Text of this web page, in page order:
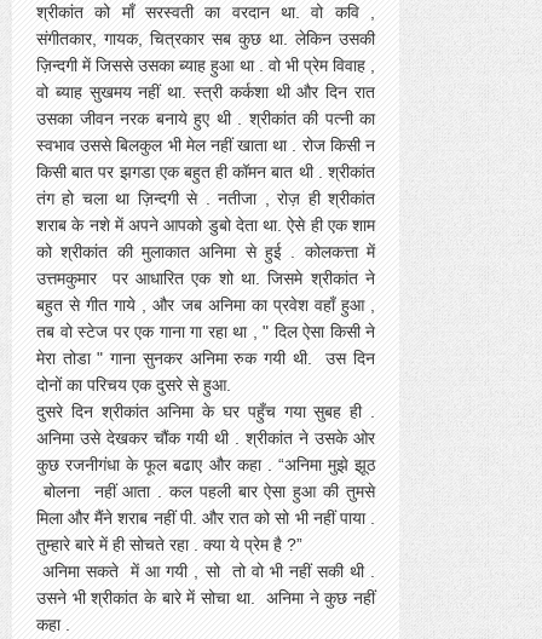
श्रीकांत को माँ सरस्वती का वरदान था. वो कवि ,
संगीतकार, गायक, चित्रकार सब कुछ था. लेकिन उसकी
ज़िन्दगी में जिससे उसका ब्याह हुआ था . वो भी प्रेम विवाह ,
वो ब्याह सुखमय नहीं था. स्त्री कर्कशा थी और दिन रात
उसका जीवन नरक बनाये हुए थी . श्रीकांत की पत्नी का
स्वभाव उससे बिलकुल भी मेल नहीं खाता था . रोज किसी न
किसी बात पर झगडा एक बहुत ही कॉमन बात थी . श्रीकांत
तंग हो चला था ज़िन्दगी से . नतीजा , रोज़ ही श्रीकांत
शराब के नशे में अपने आपको डुबो देता था. ऐसे ही एक शाम
को श्रीकांत की मुलाकात अनिमा से हुई . कोलकत्ता में
उत्तमकुमार पर आधारित एक शो था. जिसमे श्रीकांत ने
बहुत से गीत गाये , और जब अनिमा का प्रवेश वहाँ हुआ ,
तब वो स्टेज पर एक गाना गा रहा था , " दिल ऐसा किसी ने
मेरा तोडा " गाना सुनकर अनिमा रुक गयी थी. उस दिन
दोनों का परिचय एक दुसरे से हुआ.
दुसरे दिन श्रीकांत अनिमा के घर पहुँच गया सुबह ही .
अनिमा उसे देखकर चौंक गयी थी . श्रीकांत ने उसके ओर
कुछ रजनीगंधा के फूल बढाए और कहा . “अनिमा मुझे झूठ
बोलना नहीं आता . कल पहली बार ऐसा हुआ की तुमसे
मिला और मैंने शराब नहीं पी. और रात को सो भी नहीं पाया .
तुम्हारे बारे में ही सोचते रहा . क्या ये प्रेम है ?”
अनिमा सकते में आ गयी , सो तो वो भी नहीं सकी थी .
उसने भी श्रीकांत के बारे में सोचा था. अनिमा ने कुछ नहीं
कहा .